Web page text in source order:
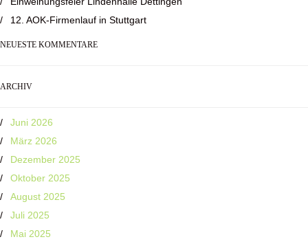
12. AOK-Firmenlauf in Stuttgart
NEUESTE KOMMENTARE
ARCHIV
Juni 2026
März 2026
Dezember 2025
Oktober 2025
August 2025
Juli 2025
Mai 2025